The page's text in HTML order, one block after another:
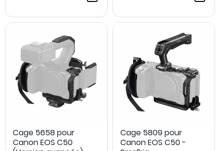
Cage 5658 pour
Canon EOS C50
Cage 5809 pour
Canon EOS C50 -